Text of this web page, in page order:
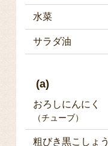
水菜
サラダ油
(a)
おろしにんにく
（チューブ）
粗びき黒こしょう